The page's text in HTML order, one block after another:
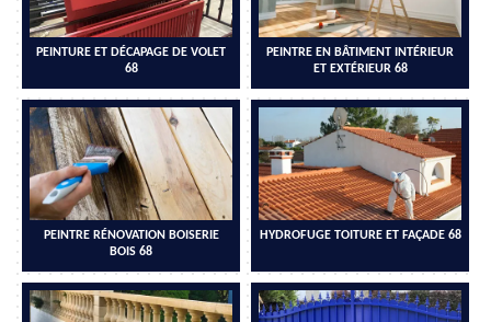
PEINTURE ET DÉCAPAGE DE VOLET
68
PEINTRE EN BÂTIMENT INTÉRIEUR
ET EXTÉRIEUR 68
PEINTRE RÉNOVATION BOISERIE
BOIS 68
HYDROFUGE TOITURE ET FAÇADE 68